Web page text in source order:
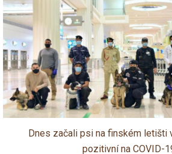
Dnes začali psi na finském letišti
pozitivní na COVID-